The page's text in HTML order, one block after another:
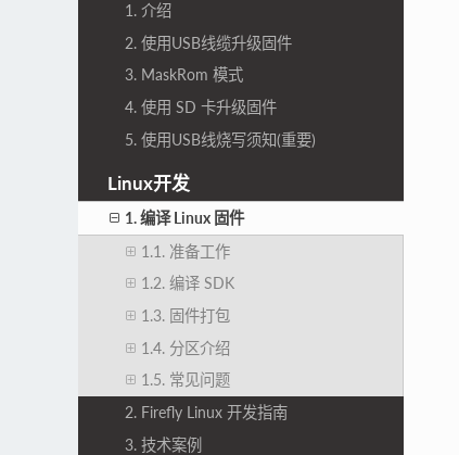
1. 介绍
2. 使用USB线缆升级固件
3. MaskRom 模式
4. 使用 SD 卡升级固件
5. 使用USB线烧写须知(重要)
Linux开发
1. 编译 Linux 固件
1.1. 准备工作
1.2. 编译 SDK
1.3. 固件打包
1.4. 分区介绍
1.5. 常见问题
2. Firefly Linux 开发指南
3. 技术案例